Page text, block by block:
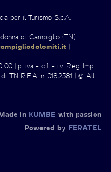
per il Turismo S.p.A. -
di Campiglio (TN)
|
| p. iva - c.f. - i.v. Reg. Imp.
TN R.E.A. n. 0182581 | © All
in KUMBE with passion
Powered by FERATEL